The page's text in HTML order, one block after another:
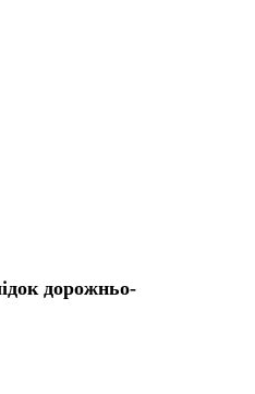
дорожньо-